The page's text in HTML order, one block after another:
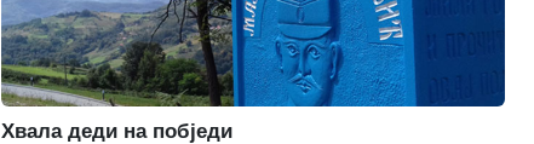
Хвала деди на побједи